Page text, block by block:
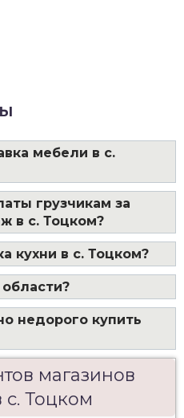
мебели в с.
грузчикам за
в с. Тоцком?
кухни в с. Тоцком?
недорого купить
магазинов
Тоцком